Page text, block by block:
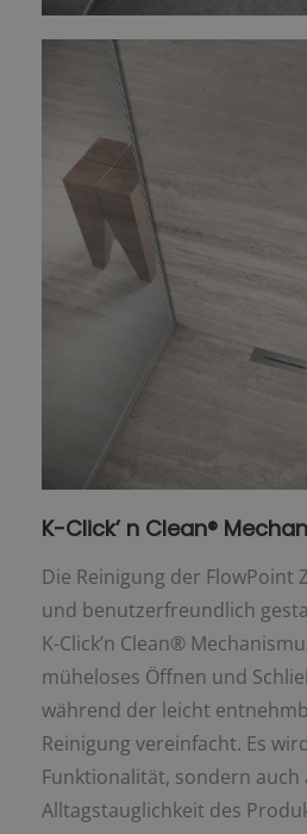
K-Click’ n Clean®
Die Reinigung der FlowPoint
und benutzerfreundlich
K-Click’n Clean®
müheloses Öffnen und
während der leicht
Reinigung vereinfacht. Es
Funktionalität, sondern auch
Alltagstauglichkeit des